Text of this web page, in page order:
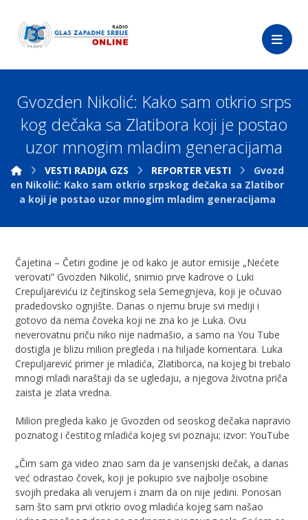
Gvozden Nikolić: Kako sam otkrio srps
kog dečaka sa Zlatibora koji je postao
uzor mnogim mladim generacijama
VESTI RADIJA GZS REPORTER VESTI
Gvozd
en Nikolić: Kako sam otkrio srpskog dečaka sa Zlatibor
a koji je postao uzor mnogim mladim generacijama
Čajetina – Četiri godine je od kako je autor emisije „Nećete
verovati” Gvozden Nikolić, snimio prve kadrove o Luki
Crepuljareviću iz čejtinskog sela Semegnjeva, koji je očuvao
pradedovsko ognjište. Danas o njemu bruje svi mediji i
gotovo da nema čoveka koji ne zna ko je Luka. Ovu
neverovatnu priču niko nije nadmašio, a samo na You Tube
dostigla je blizu milion pregleda i na hiljade komentara. Luka
Crepuljarević primer je mladića, Zlatiborca, na kojeg bi trebalo
mnogi mladi naraštaji da se ugledaju, a njegova životna priča
zaista je zlata vredna.
Milion pregleda kako je Gvozden od seoskog dečaka napravio
poznatog i čestitog mladića kojeg svi poznaju; izvor: YouTube
„Čim sam ga video znao sam da je vanserijski dečak, a danas
već odrastao čovek, koji je pokupio sve najbolje osobine
svojih predaka ali verujem i znam da on nije jedini. Ponosan
sam što sam prvi otkrio ovog mladića kojeg sam našao